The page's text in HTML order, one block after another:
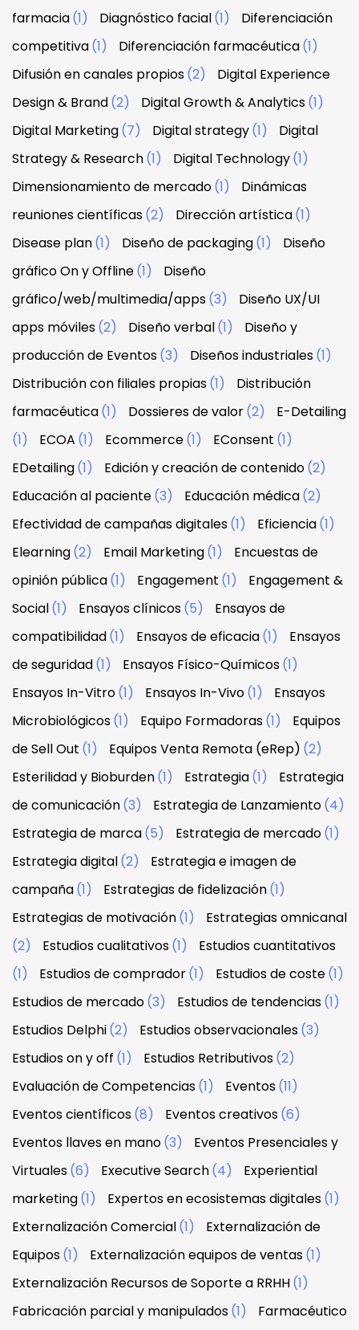
farmacia(1) Diagnóstico facial(1)
Diferenciación
competitiva(1) Diferenciación farmacéutica(1)
Difusión en canales propios(2)
Digital Experience
Design & Brand(2) Digital Growth & Analytics(1)
Digital Marketing(7) Digital strategy(1)
Digital
Strategy & Research(1) Digital Technology(1)
Dimensionamiento de mercado(1)
Dinámicas
reuniones científicas(2) Dirección artística(1)
Disease plan(1) Diseño de packaging(1)
Diseño
gráfico On y Offline(1)
Diseño
gráfico/web/multimedia/apps(3)
Diseño UX/UI
apps móviles(2) Diseño verbal(1)
Diseño y
producción de Eventos(3) Diseños industriales(1)
Distribución con filiales propias(1)
Distribución
farmacéutica(1) Dossieres de valor(2)
E-Detailing
(1)
ECOA (1) Ecommerce(1) EConsent (1)
EDetailing(1) Edición y creación de contenido(2)
Educación al paciente(3) Educación médica(2)
Efectividad de campañas digitales(1) Eficiencia(1)
Elearning(2) Email Marketing(1)
Encuestas de
opinión pública(1) Engagement (1)
Engagement &
Social(1) Ensayos clínicos(5)
Ensayos de
compatibilidad(1) Ensayos de eficacia(1)
Ensayos
de seguridad(1) Ensayos Físico-Químicos(1)
Ensayos In-Vitro(1) Ensayos In-Vivo(1)
Ensayos
Microbiológicos(1) Equipo Formadoras(1)
Equipos
de Sell Out (1) Equipos Venta Remota (eRep) (2)
Esterilidad y Bioburden(1) Estrategia(1)
Estrategia
de comunicación(3) Estrategia de Lanzamiento(4)
Estrategia de marca(5) Estrategia de mercado(1)
Estrategia digital(2)
Estrategia e imagen de
campaña(1) Estrategias de fidelización(1)
Estrategias de motivación(1)
Estrategias omnicanal
(2)
Estudios cualitativos(1)
Estudios cuantitativos
(1)
Estudios de comprador(1) Estudios de coste(1)
Estudios de mercado(3) Estudios de tendencias(1)
Estudios Delphi(2) Estudios observacionales(3)
Estudios on y off (1) Estudios Retributivos(2)
Evaluación de Competencias(1) Eventos(11)
Eventos científicos(8) Eventos creativos(6)
Eventos llaves en mano(3)
Eventos Presenciales y
Virtuales(6) Executive Search(4)
Experiential
marketing(1) Expertos en ecosistemas digitales(1)
Externalización Comercial(1)
Externalización de
Equipos(1) Externalización equipos de ventas(1)
Externalización Recursos de Soporte a RRHH(1)
Fabricación parcial y manipulados(1) Farmacéutico